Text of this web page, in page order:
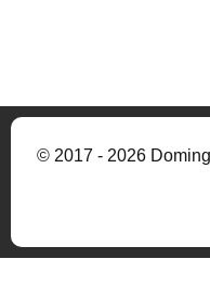
© 2017 - 2026